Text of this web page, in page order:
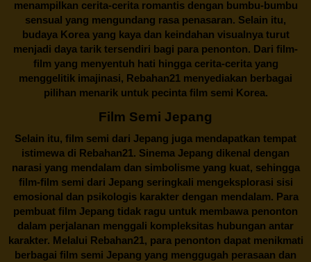
menampilkan cerita-cerita romantis dengan bumbu-bumbu
sensual yang mengundang rasa penasaran. Selain itu,
budaya Korea yang kaya dan keindahan visualnya turut
menjadi daya tarik tersendiri bagi para penonton. Dari film-
film yang menyentuh hati hingga cerita-cerita yang
menggelitik imajinasi, Rebahan21 menyediakan berbagai
pilihan menarik untuk pecinta film semi Korea.
Film Semi Jepang
Selain itu, film semi dari Jepang juga mendapatkan tempat
istimewa di Rebahan21. Sinema Jepang dikenal dengan
narasi yang mendalam dan simbolisme yang kuat, sehingga
film-film semi dari Jepang seringkali mengeksplorasi sisi
emosional dan psikologis karakter dengan mendalam. Para
pembuat film Jepang tidak ragu untuk membawa penonton
dalam perjalanan menggali kompleksitas hubungan antar
karakter. Melalui Rebahan21, para penonton dapat menikmati
berbagai film semi Jepang yang menggugah perasaan dan